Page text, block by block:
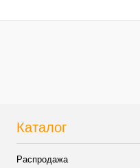
Каталог
Распродажа